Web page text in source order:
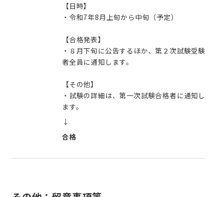
【日時】
・令和7年8月上旬から中旬（予定）
【合格発表】
・８月下旬に公告するほか、第２次試験受験
者全員に通知します。
【その他】
・試験の詳細は、第一次試験合格者に通知し
ます。
↓
合格